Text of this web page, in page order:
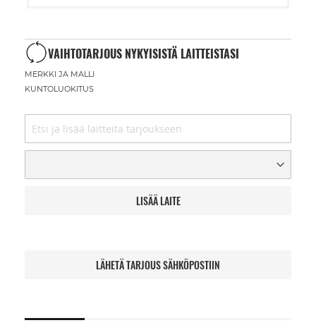
VAIHTOTARJOUS NYKYISISTÄ LAITTEISTASI
MERKKI JA MALLI
KUNTOLUOKITUS
LISÄÄ LAITE
LÄHETÄ TARJOUS SÄHKÖPOSTIIN